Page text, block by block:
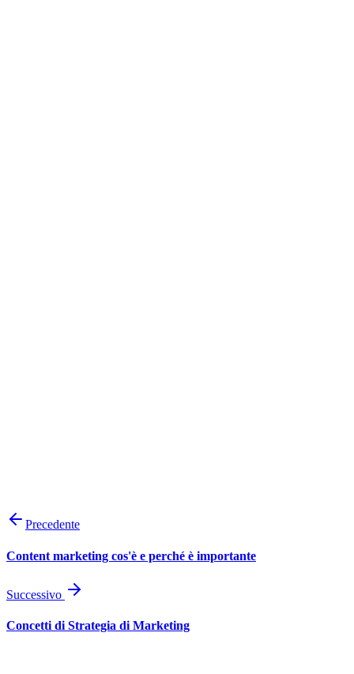
Precedente
Content marketing cos'è e perché è importante
Successivo
Concetti di Strategia di Marketing